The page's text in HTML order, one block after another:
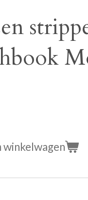
winkelwagen